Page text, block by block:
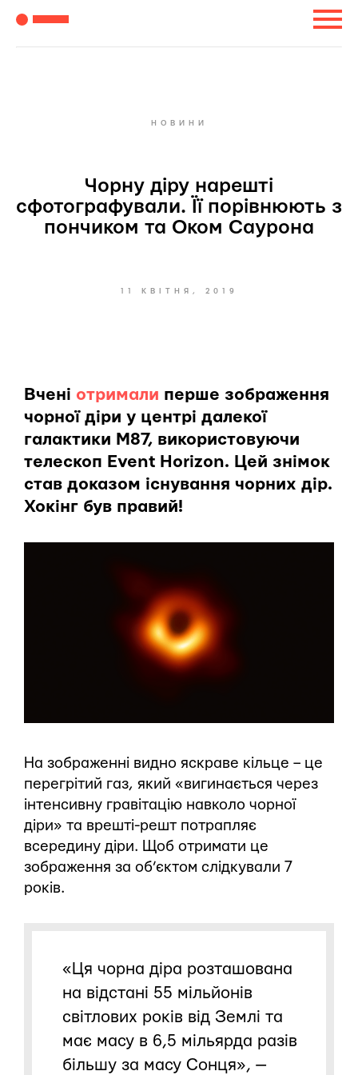
НОВИНИ
Чорну діру нарешті
сфотографували. Її порівнюють з
пончиком та Оком Саурона
11 КВІТНЯ, 2019
Вчені отримали перше зображення
чорної діри у центрі далекої
галактики М87, використовуючи
телескоп Event Horizon. Цей знімок
став доказом існування чорних дір.
Хокінг був правий!
На зображенні видно яскраве кільце – це
перегрітий газ, який «вигинається через
інтенсивну гравітацію навколо чорної
діри» та врешті-решт потрапляє
всередину діри. Щоб отримати це
зображення за об’єктом слідкували 7
років.
«Ця чорна діра розташована
на відстані 55 мільйонів
світлових років від Землі та
має масу в 6,5 мільярда разів
більшу за масу Сонця», —